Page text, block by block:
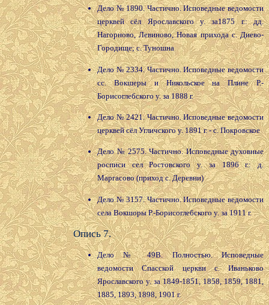
Дело № 1890. Частично. Исповедные ведомости
церквей сёл Ярославского у. за1875 г.: дд.
Нагорново, Левиново, Новая прихода с. Диево-
Городище; с. Туношна
Дело № 2334. Частично. Исповедные ведомости
сс. Вокшеры и Никольское на Плине Р.-
Борисоглебского у. за 1888 г.
Дело № 2421. Частично. Исповедные ведомости
церквей сёл Угличского у. 1891 г. - с. Покровское
Дело № 2575. Частично. Исповедные духовные
росписи сел Ростовского у. за 1896 г.: д.
Маргасово (приход с. Деревни)
Дело № 3157. Частично. Исповедные ведомости
села Вокшоры Р.-Борисоглебского у. за 1911 г.
Опись 7.
Дело № 49В. Полностью. Исповедные
ведомости Спасской церкви с. Иваньково
Ярославского у. за 1849-1851, 1858, 1859, 1881,
1885, 1893, 1898, 1901 г.